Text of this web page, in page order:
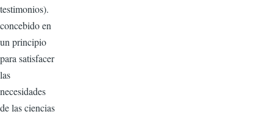
testimonios).
concebido en
un principio
para satisfacer
las
necesidades
de las ciencias